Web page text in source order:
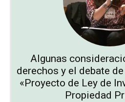
Algunas
derechos y el debate
«Proyecto de Ley de
Propiedad